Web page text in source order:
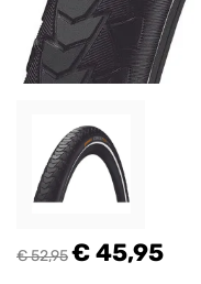
€ 52,95€ 45,95